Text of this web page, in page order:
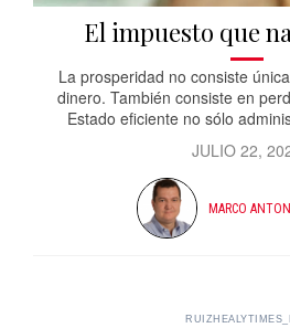
El impuesto que
La prosperidad no consiste
dinero. También consiste en
Estado eficiente no sólo
JULIO 22,
MARCO